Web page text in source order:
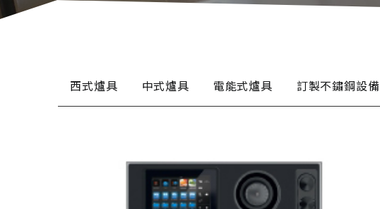
西式爐具 中式爐具 電能式爐具 訂製不鏽鋼設備